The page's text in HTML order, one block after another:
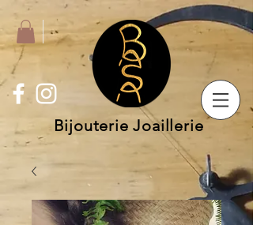
Bijouterie Joaillerie